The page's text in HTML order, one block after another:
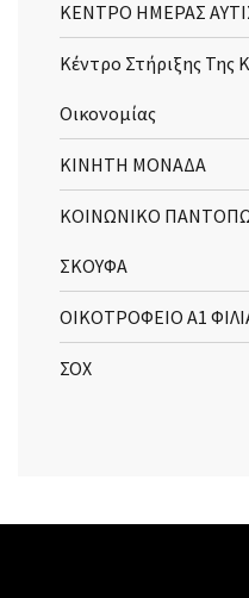
ΚΕΝΤΡΟ ΗΜΕΡΑΣ
Κέντρο Στήριξης Της
Οικονομίας
ΚΙΝΗΤΗ ΜΟΝΑΔΑ
ΚΟΙΝΩΝΙΚΟ
ΣΚΟΥΦΑ
ΟΙΚΟΤΡΟΦΕΙΟ Α1
ΣΟΧ